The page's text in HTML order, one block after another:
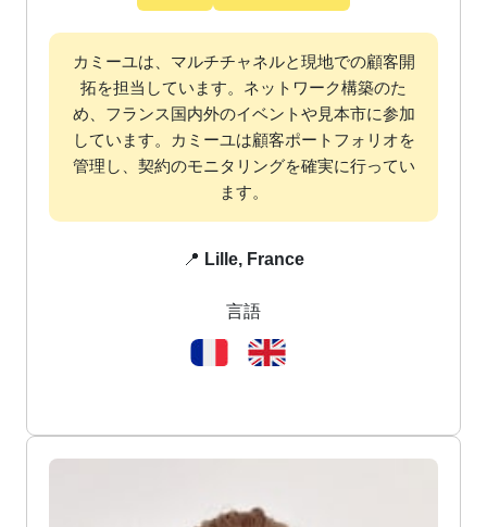
📍 Lille, France
言語
カミーユは、マルチチャネルと現地での顧客開
拓を担当しています。ネットワーク構築のた
め、フランス国内外のイベントや見本市に参加
しています。カミーユは顧客ポートフォリオを
管理し、契約のモニタリングを確実に行ってい
ます。